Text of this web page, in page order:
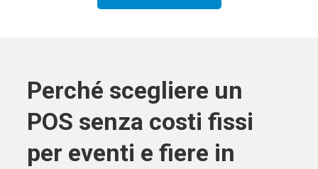
Perché scegliere un
POS senza costi fissi
per eventi e fiere in